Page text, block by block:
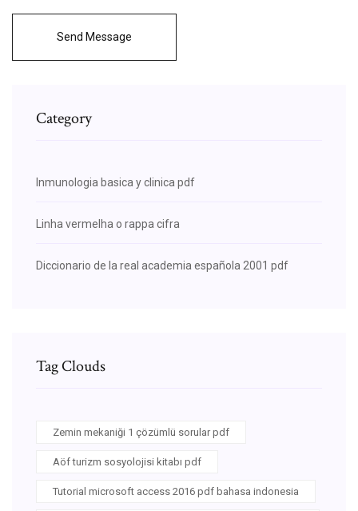
Send Message
Category
Inmunologia basica y clinica pdf
Linha vermelha o rappa cifra
Diccionario de la real academia española 2001 pdf
Tag Clouds
Zemin mekaniği 1 çözümlü sorular pdf
Aöf turizm sosyolojisi kitabı pdf
Tutorial microsoft access 2016 pdf bahasa indonesia